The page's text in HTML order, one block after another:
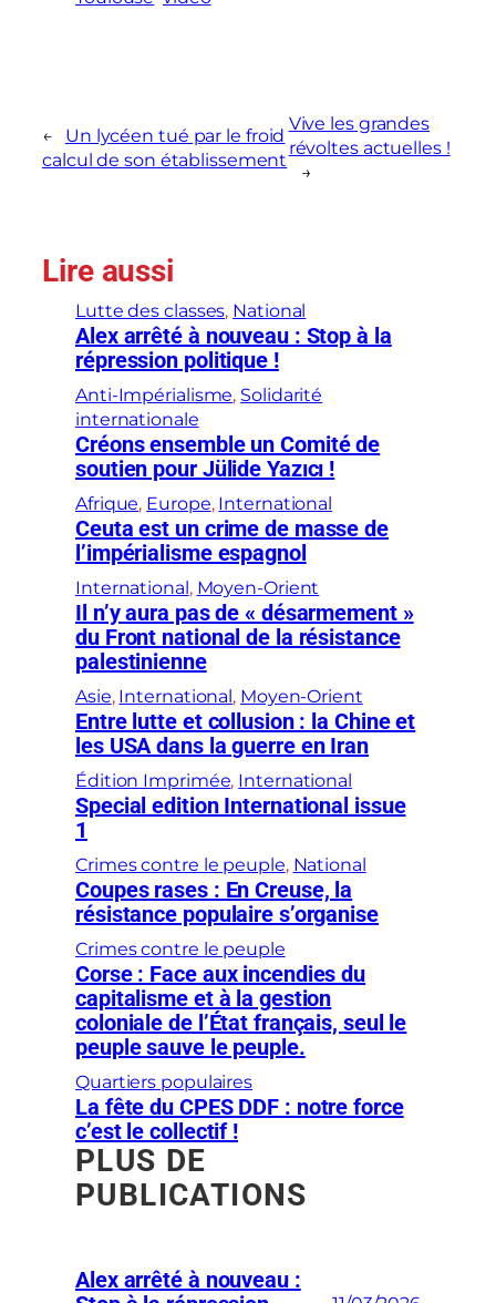
←
Un lycéen tué par le froid
calcul de son établissement
Vive les grandes
révoltes actuelles !
→
Lire aussi
Lutte des classes, National
Alex arrêté à nouveau : Stop à la
répression politique !
Anti-Impérialisme, Solidarité
internationale
Créons ensemble un Comité de
soutien pour Jülide Yazıcı !
Afrique, Europe, International
Ceuta est un crime de masse de
l’impérialisme espagnol
International, Moyen-Orient
Il n’y aura pas de « désarmement »
du Front national de la résistance
palestinienne
Asie, International, Moyen-Orient
Entre lutte et collusion : la Chine et
les USA dans la guerre en Iran
Édition Imprimée, International
Special edition International issue
1
Crimes contre le peuple, National
Coupes rases : En Creuse, la
résistance populaire s’organise
Crimes contre le peuple
Corse : Face aux incendies du
capitalisme et à la gestion
coloniale de l’État français, seul le
peuple sauve le peuple.
Quartiers populaires
La fête du CPES DDF : notre force
c’est le collectif !
PLUS DE
PUBLICATIONS
Alex arrêté à nouveau :